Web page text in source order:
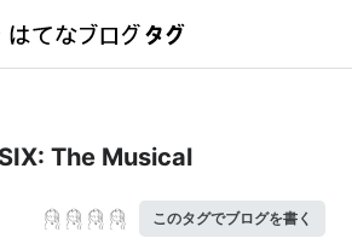
SIX: The Musical
このタグでブログを書く